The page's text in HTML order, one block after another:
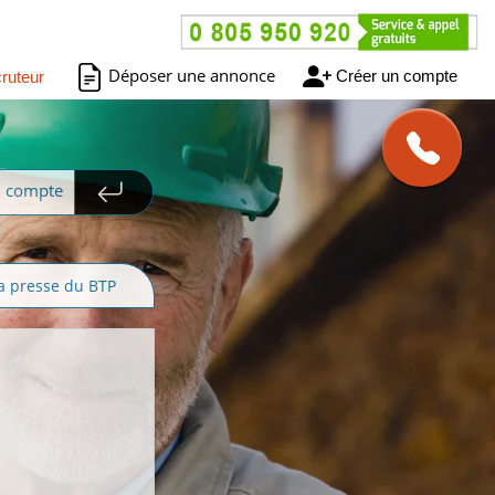
Déposer une annonce Créer un compte
compte
presse du BTP